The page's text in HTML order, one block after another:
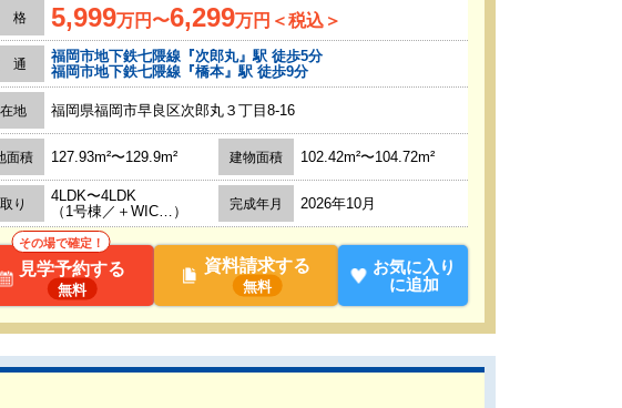
格 5,999万円〜6,299万円＜税込＞
通
福岡市地下鉄七隈線『次郎丸』駅 徒歩5分
福岡市地下鉄七隈線『橋本』駅 徒歩9分
地 福岡県福岡市早良区次郎丸３丁目8-16
面積 127.93m²〜129.9m² 建物面積 102.42m²〜104.72m²
り
4LDK〜4LDK
（1号棟／＋WIC…）
完成年月 2026年10月
その場で確定！
見学予約する
無料
資料請求する
無料
お気に入り
に追加